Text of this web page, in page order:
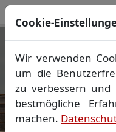
Ihr
Wir
Lageplan
Vorheriges Bild
Cookie-
Wir verwenden
um die
zu verbessern und
bestmögliche
machen.